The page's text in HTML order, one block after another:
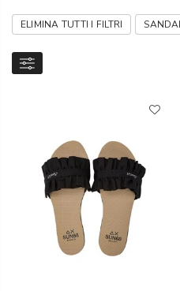
ELIMINA TUTTI I FILTRI